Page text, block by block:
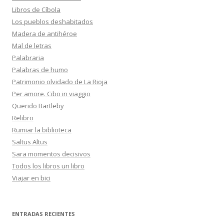
Libros de Cíbola
Los pueblos deshabitados
Madera de antihéroe
Mal de letras
Palabraria
Palabras de humo
Patrimonio olvidado de La Rioja
Per amore. Cibo in viaggio
Querido Bartleby
Relibro
Rumiar la biblioteca
Saltus Altus
Sara momentos decisivos
Todos los libros un libro
Viajar en bici
ENTRADAS RECIENTES